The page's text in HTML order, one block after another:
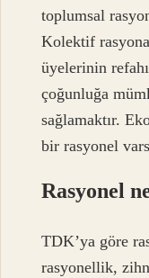
toplumsal
Kolektif
üyelerinin
çoğunluğa
sağlamaktır.
bir rasyonel
Rasyonel
TDK’ya göre
rasyonellik,